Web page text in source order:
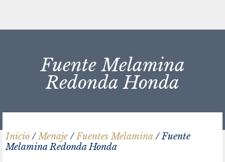
Fuente Melamina
Redonda Honda
Inicio/Menaje/Fuentes Melamina/ Fuente
Melamina Redonda Honda